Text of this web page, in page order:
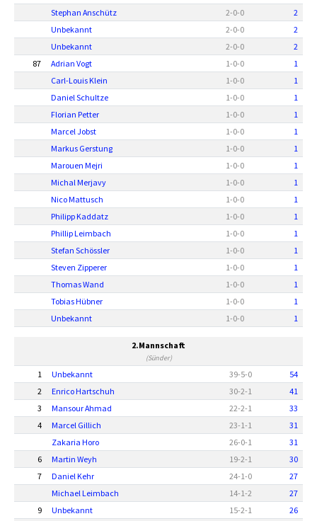
Stephan Anschütz
2-0-0
2
Unbekannt
2-0-0
2
Unbekannt
2-0-0
2
87
Adrian Vogt 1-0-0
1
Carl-Louis Klein
1-0-0
1
Daniel Schultze
1-0-0
1
Florian Petter
1-0-0
1
Marcel Jobst
1-0-0
1
Markus Gerstung
1-0-0
1
Marouen Mejri
1-0-0
1
Michal Merjavy
1-0-0
1
Nico Mattusch
1-0-0
1
Philipp Kaddatz
1-0-0
1
Phillip Leimbach
1-0-0
1
Stefan Schössler
1-0-0
1
Steven Zipperer
1-0-0
1
Thomas Wand
1-0-0
1
Tobias Hübner
1-0-0
1
Unbekannt
1-0-0 1
2.Mannschaft
(Sünder)
1 Unbekannt 39-5-0
54
2
Enrico Hartschuh 30-2-1
41
3
Mansour Ahmad 22-2-1
33
4
Marcel Gillich 23-1-1
31
Zakaria Horo
26-0-1
31
6
Martin Weyh 19-2-1
30
7
Daniel Kehr 24-1-0
27
Michael Leimbach
14-1-2
27
9
Unbekannt 15-2-1 26